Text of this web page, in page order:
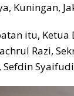
Kuningan,
itu,
Razi,
Sefdin